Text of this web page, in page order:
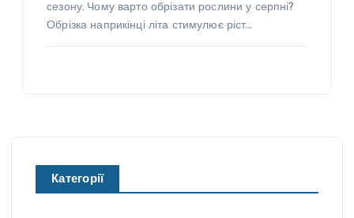
сезону. Чому варто обрізати рослини у серпні?
Обрізка наприкінці літа стимулює ріст…
Категорії